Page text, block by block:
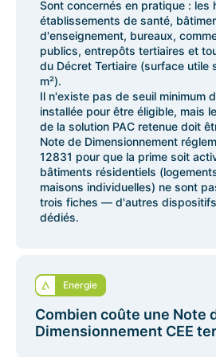
Sont concernés en pratique : les
établissements de santé,
d'enseignement, bureaux,
publics, entrepôts tertiaires et
du Décret Tertiaire (surface utile
m²).
Il n'existe pas de seuil minimum
installée pour être éligible, mais
de la solution PAC retenue doit
Note de Dimensionnement
12831 pour que la prime soit
bâtiments résidentiels
maisons individuelles) ne sont
trois fiches — d'autres dispositifs
dédiés.
Energie
Combien coûte une Note
Dimensionnement CEE